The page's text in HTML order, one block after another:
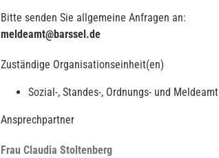
Bitte senden Sie allgemeine Anfragen an:
meldeamt@barssel.de
Zuständige Organisationseinheit(en)
Sozial-, Standes-, Ordnungs- und Meldeamt
Ansprechpartner
Frau Claudia Stoltenberg